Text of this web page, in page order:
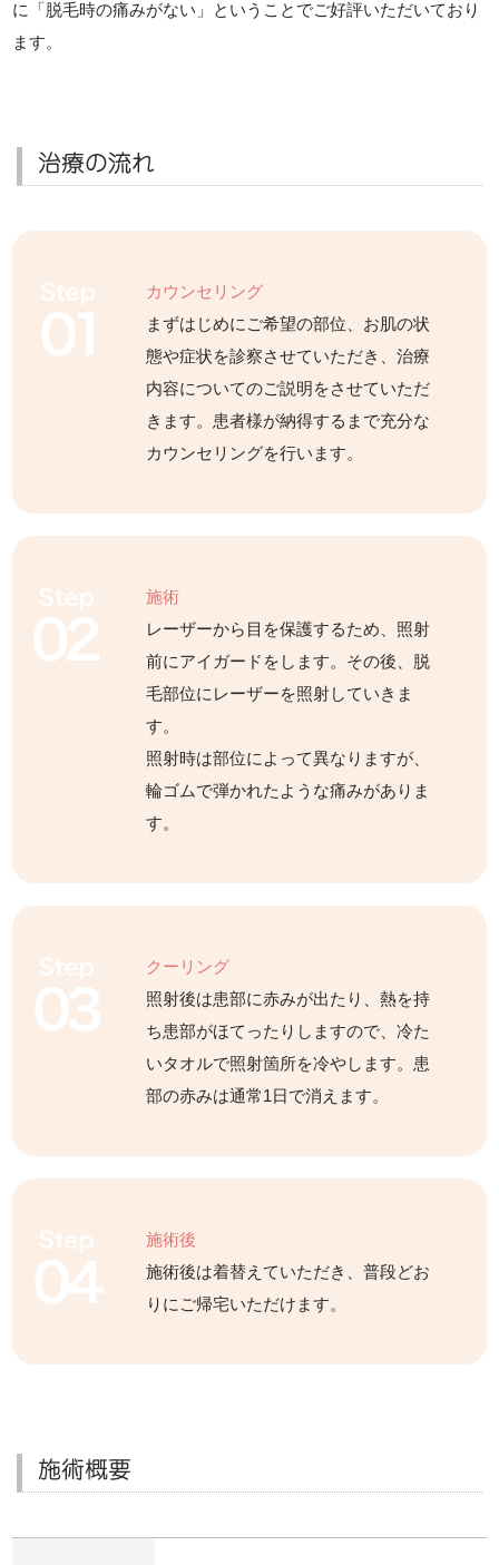
に「脱毛時の痛みがない」ということでご好評いただいており
ます。
治療の流れ
カウンセリング
まずはじめにご希望の部位、お肌の状
態や症状を診察させていただき、治療
内容についてのご説明をさせていただ
きます。患者様が納得するまで充分な
カウンセリングを行います。
施術
レーザーから目を保護するため、照射
前にアイガードをします。その後、脱
毛部位にレーザーを照射していきま
す。
照射時は部位によって異なりますが、
輪ゴムで弾かれたような痛みがありま
す。
クーリング
照射後は患部に赤みが出たり、熱を持
ち患部がほてったりしますので、冷た
いタオルで照射箇所を冷やします。患
部の赤みは通常1日で消えます。
施術後
施術後は着替えていただき、普段どお
りにご帰宅いただけます。
施術概要